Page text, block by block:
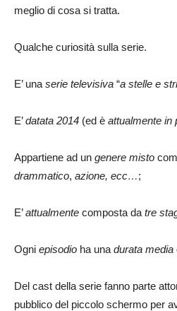
meglio di cosa si tratta.
Qualche curiosità sulla serie.
E’ una serie televisiva “a stelle e
E’datata 2014 (ed è attualmente in
Appartiene ad un genere misto
drammatico, azione, ecc…;
E’attualmente composta da tre
Ogni episodio ha una durata media
Del cast della serie fanno parte
pubblico del piccolo schermo per